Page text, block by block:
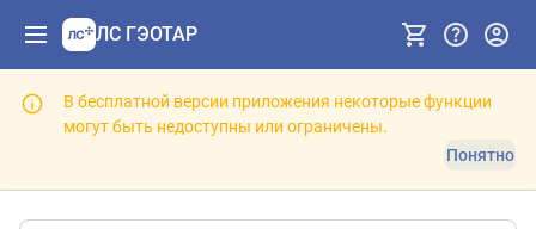
ЛС ГЭОТАР
В бесплатной версии приложения некоторые функции
могут быть недоступны или ограничены.
Понятно